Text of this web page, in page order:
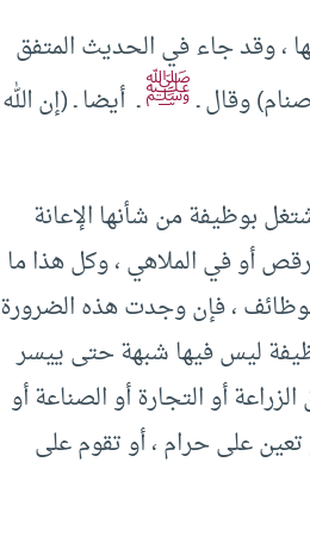
، وقد جاء في الحديث المتفق
وقال ـﷺـ أيضا ـ (إن الله
بوظيفة من شأنها الإعانة
أو في الملاهي ، وكل هذا ما
، فإن وجدت هذه الضرورة
ليس فيها شبهة حتى ييسر
أو التجارة أو الصناعة أو
على حرام ، أو تقوم على